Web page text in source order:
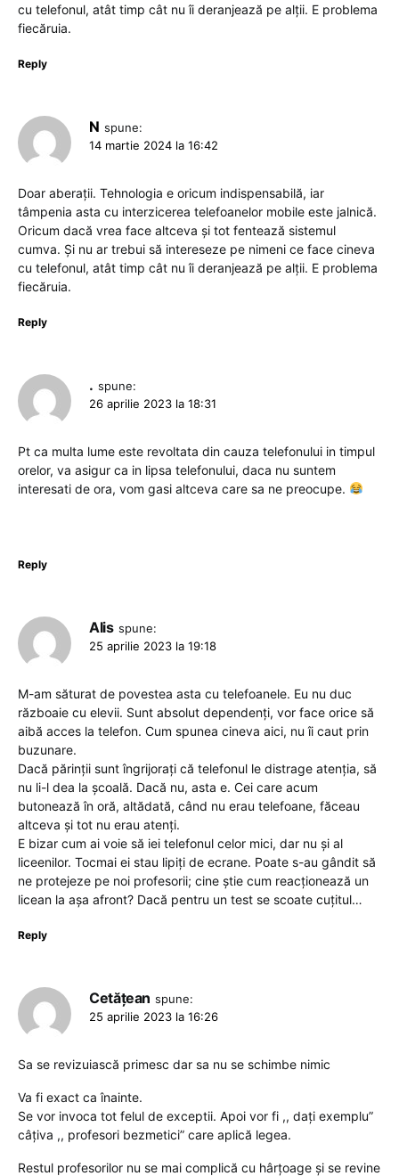
cu telefonul, atât timp cât nu îi deranjează pe alții. E problema
fiecăruia.
Reply
N spune:
14 martie 2024 la 16:42
Doar aberații. Tehnologia e oricum indispensabilă, iar
tâmpenia asta cu interzicerea telefoanelor mobile este jalnică.
Oricum dacă vrea face altceva și tot fentează sistemul
cumva. Și nu ar trebui să intereseze pe nimeni ce face cineva
cu telefonul, atât timp cât nu îi deranjează pe alții. E problema
fiecăruia.
Reply
. spune:
26 aprilie 2023 la 18:31
Pt ca multa lume este revoltata din cauza telefonului in timpul
orelor, va asigur ca in lipsa telefonului, daca nu suntem
interesati de ora, vom gasi altceva care sa ne preocupe.
Reply
Alis spune:
25 aprilie 2023 la 19:18
M-am săturat de povestea asta cu telefoanele. Eu nu duc
războaie cu elevii. Sunt absolut dependenți, vor face orice să
aibă acces la telefon. Cum spunea cineva aici, nu îi caut prin
buzunare.
Dacă părinții sunt îngrijorați că telefonul le distrage atenția, să
nu li-l dea la școală. Dacă nu, asta e. Cei care acum
butonează în oră, altădată, când nu erau telefoane, făceau
altceva și tot nu erau atenți.
E bizar cum ai voie să iei telefonul celor mici, dar nu și al
liceenilor. Tocmai ei stau lipiți de ecrane. Poate s-au gândit să
ne protejeze pe noi profesorii; cine știe cum reacționează un
licean la așa afront? Dacă pentru un test se scoate cuțitul…
Reply
Cetățean spune:
25 aprilie 2023 la 16:26
Sa se revizuiască primesc dar sa nu se schimbe nimic
Va fi exact ca înainte.
Se vor invoca tot felul de exceptii. Apoi vor fi ,, dați exemplu”
câțiva ,, profesori bezmetici” care aplică legea.
Restul profesorilor nu se mai complică cu hârțoage și se revine